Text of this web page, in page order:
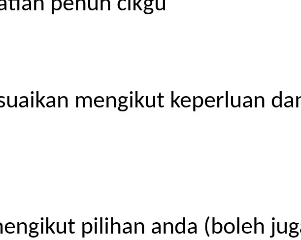
mengikut keperluan
pilihan anda (boleh